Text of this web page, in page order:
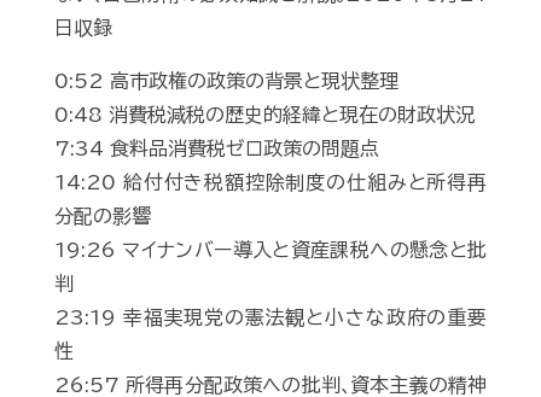
日収録
0:52 高市政権の政策の背景と現状整理
0:48 消費税減税の歴史的経緯と現在の財政状況
7:34 食料品消費税ゼロ政策の問題点
14:20 給付付き税額控除制度の仕組みと所得再
分配の影響
19:26 マイナンバー導入と資産課税への懸念と批
判
23:19 幸福実現党の憲法観と小さな政府の重要
性
26:57 所得再分配政策への批判､資本主義の精神